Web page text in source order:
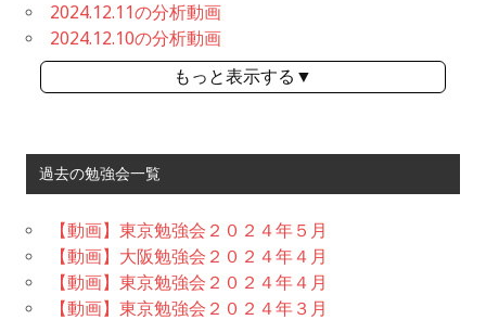
2024.12.11の分析動画
2024.12.10の分析動画
もっと表示する▼
過去の勉強会一覧
【動画】東京勉強会２０２４年５月
【動画】大阪勉強会２０２４年４月
【動画】東京勉強会２０２４年４月
【動画】東京勉強会２０２４年３月